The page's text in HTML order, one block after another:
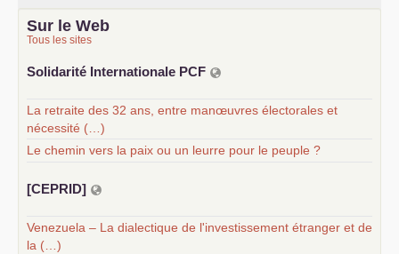
Sur le Web
Tous les sites
Solidarité Internationale PCF
La retraite des 32 ans, entre manœuvres électorales et
nécessité (…)
Le chemin vers la paix ou un leurre pour le peuple ?
[CEPRID]
Venezuela – La dialectique de l'investissement étranger et de
la (…)